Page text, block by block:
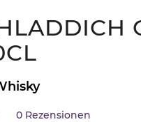
0 Rezensionen